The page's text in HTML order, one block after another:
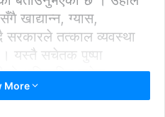
खाद्यान्न, ग्यास,
सरकारले तत्काल व्यवस्था
। यस्तै सचेतक पुष्पा
अभिव्यक्ति बारेमा
गर्नुभयो । उहाँले बजारमा
More